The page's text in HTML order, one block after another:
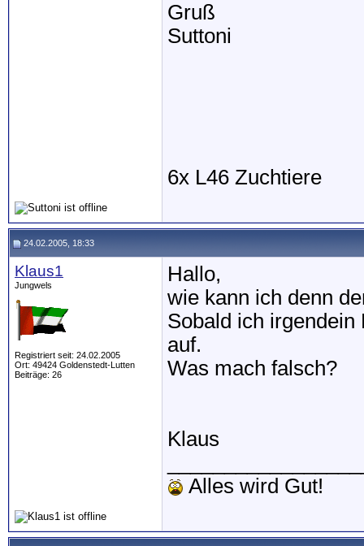
Gruß
Suttoni
6x L46 Zuchtiere
24.02.2005, 18:33
Klaus1
Jungwels
Registriert seit: 24.02.2005
Ort: 49424 Goldenstedt-Lutten
Beiträge: 26
Hallo,
wie kann ich denn
Sobald ich
auf.
Was mach falsch?
Klaus
Alles wird Gut!